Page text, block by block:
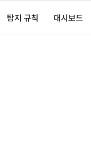
탐지 규칙 대시보드